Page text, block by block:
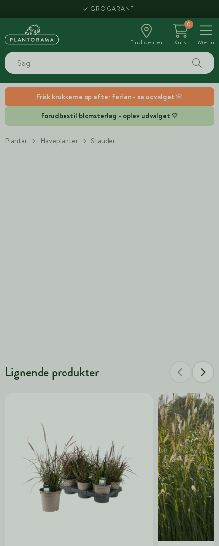
Frisk krukkerne op efter ferien - se udvalget 🌸
Forudbestil blomsterløg - oplev udvalget 💚
GROGARANTI
Find center
0
Kurv
Menu
Planter Haveplanter Stauder
Lignende produkter